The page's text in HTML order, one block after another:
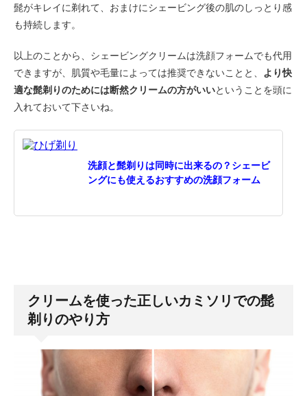
髭がキレイに剃れて、おまけにシェービング後の肌のしっとり感
も持続します。
以上のことから、シェービングクリームは洗顔フォームでも代用
できますが、肌質や毛量によっては推奨できないことと、
より快
適な髭剃りのためには断然クリームの方がいいということを頭に
入れておいて下さいね。
洗顔と髭剃りは同時に出来るの？シェービ
ングにも使えるおすすめの洗顔フォーム
クリームを使った正しいカミソリでの髭
剃りのやり方